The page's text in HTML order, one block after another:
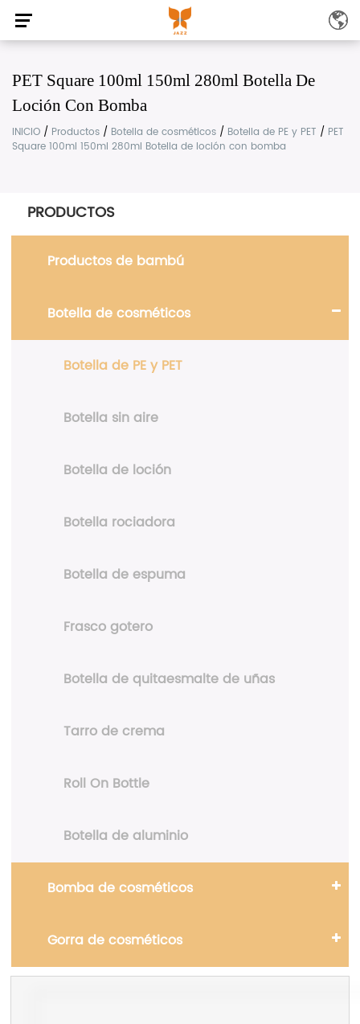
PET Square 100ml 150ml 280ml Botella De
Loción Con Bomba
INICIO / Productos / Botella de cosméticos / Botella de PE y PET / PET
Square 100ml 150ml 280ml Botella de loción con bomba
PRODUCTOS
Productos de bambú
Botella de cosméticos
Botella de PE y PET
Botella sin aire
Botella de loción
Botella rociadora
Botella de espuma
Frasco gotero
Botella de quitaesmalte de uñas
Tarro de crema
Roll On Bottle
Botella de aluminio
Bomba de cosméticos
Gorra de cosméticos